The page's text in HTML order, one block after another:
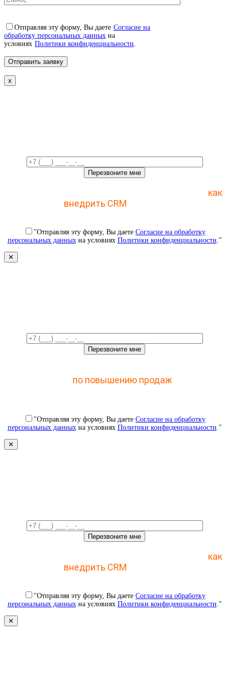
Отправляя эту форму, Вы даете Согласие на
обработку персональных данных на
условиях Политики конфиденциальности.
x
как
внедрить CRM
"Отправляя эту форму, Вы даете Согласие на обработку
персональных данныхна условиях Политики конфиденциальности."
✕
по повышению продаж
"Отправляя эту форму, Вы даете Согласие на обработку
персональных данныхна условиях Политики конфиденциальности."
✕
как
внедрить CRM
"Отправляя эту форму, Вы даете Согласие на обработку
персональных данныхна условиях Политики конфиденциальности."
✕